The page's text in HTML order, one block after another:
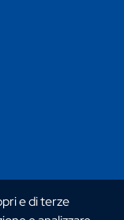
e di terze